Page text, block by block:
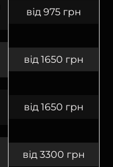
від 975 грн
від 1650 грн
від 1650 грн
від 3300 грн